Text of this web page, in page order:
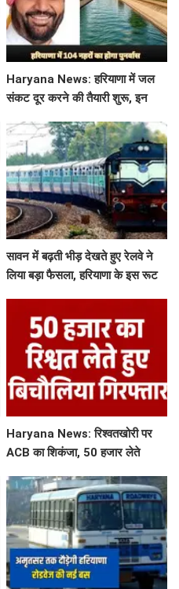
Haryana News: हरियाणा में जल
संकट दूर करने की तैयारी शुरू, इन
सावन में बढ़ती भीड़ देखते हुए रेलवे ने
लिया बड़ा फैसला, हरियाणा के इस रूट
Haryana News: रिश्वतखोरी पर
ACB का शिकंजा, 50 हजार लेते